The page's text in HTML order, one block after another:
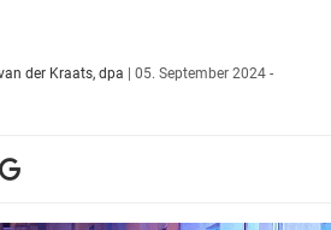
der Kraats, dpa | 05. September 2024 -